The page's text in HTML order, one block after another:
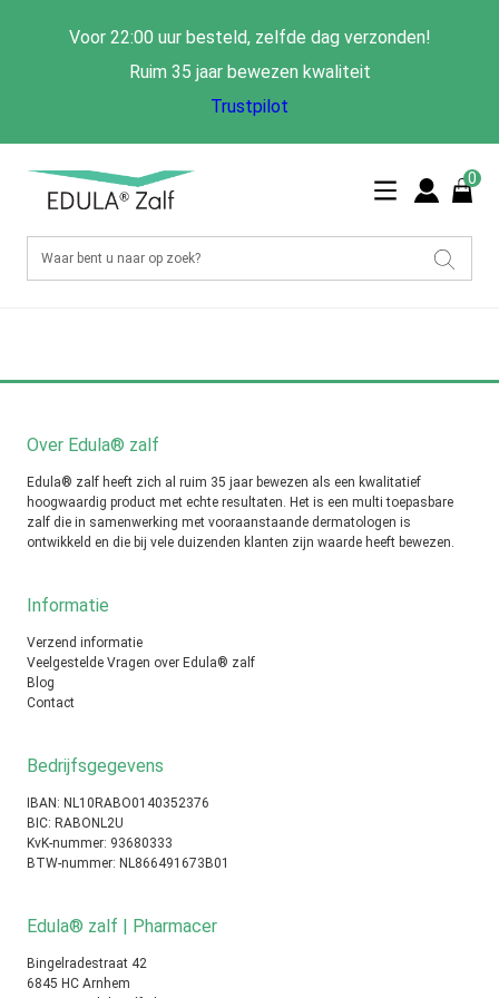
Voor 22:00 uur besteld, zelfde dag verzonden!
Ruim 35 jaar bewezen kwaliteit
Trustpilot
0
Over Edula® zalf
Edula® zalf heeft zich al ruim 35 jaar bewezen als een kwalitatief
hoogwaardig product met echte resultaten. Het is een multi toepasbare
zalf die in samenwerking met vooraanstaande dermatologen is
ontwikkeld en die bij vele duizenden klanten zijn waarde heeft bewezen.
Informatie
Verzend informatie
Veelgestelde Vragen over Edula® zalf
Blog
Contact
Bedrijfsgegevens
IBAN: NL10RABO0140352376
BIC: RABONL2U
KvK-nummer: 93680333
BTW-nummer: NL866491673B01
Edula® zalf | Pharmacer
Bingelradestraat 42
6845 HC Arnhem